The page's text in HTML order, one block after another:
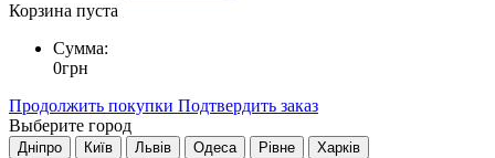
Корзина пуста
Сумма:
0грн
Продолжить покупки Подтвердить заказ
Выберите город
Дніпро Київ Львів Одеса Рівне Харків